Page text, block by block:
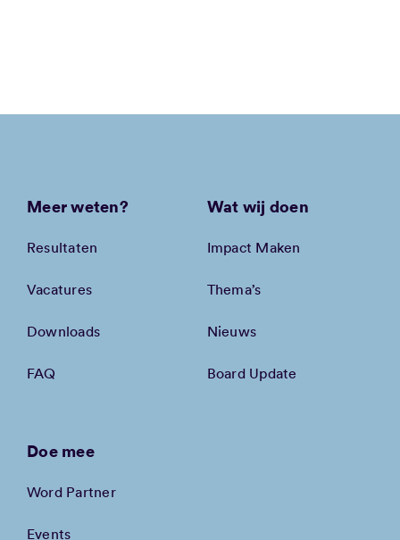
Meer weten?
Resultaten
Vacatures
Downloads
FAQ
Wat wij doen
Impact Maken
Thema’s
Nieuws
Board Update
Doe mee
Word Partner
Events